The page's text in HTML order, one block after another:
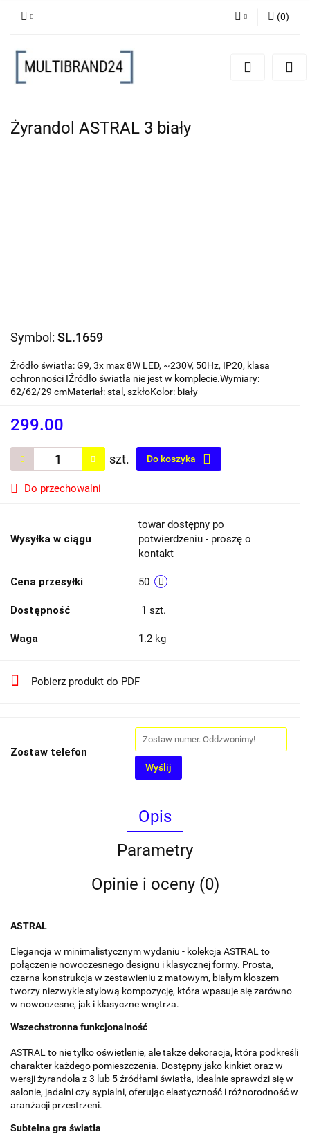
Zarejestruj się
(0)
Żyrandol ASTRAL 3 biały
Symbol: SL.1659
Źródło światła: G9, 3x max 8W LED, ~230V, 50Hz, IP20, klasa
ochronności IŹródło światła nie jest w komplecie.Wymiary:
62/62/29 cmMateriał: stal, szkłoKolor: biały
299.00
szt. Do koszyka
Do przechowalni
Wysyłka w ciągu
towar dostępny po
potwierdzeniu - proszę o
kontakt
Cena przesyłki 50
Dostępność 1 szt.
Waga 1.2 kg
Pobierz produkt do PDF
Zostaw telefon
Wyślij
Opis
Parametry
Opinie i oceny (0)
ASTRAL
Elegancja w minimalistycznym wydaniu - kolekcja ASTRAL to
połączenie nowoczesnego designu i klasycznej formy. Prosta,
czarna konstrukcja w zestawieniu z matowym, białym kloszem
tworzy niezwykle stylową kompozycję, która wpasuje się zarówno
w nowoczesne, jak i klasyczne wnętrza.
Wszechstronna funkcjonalność
ASTRAL to nie tylko oświetlenie, ale także dekoracja, która podkreśli
charakter każdego pomieszczenia. Dostępny jako kinkiet oraz w
wersji żyrandola z 3 lub 5 źródłami światła, idealnie sprawdzi się w
salonie, jadalni czy sypialni, oferując elastyczność i różnorodność w
aranżacji przestrzeni.
Subtelna gra światła